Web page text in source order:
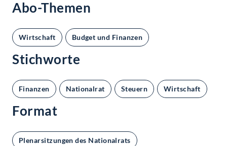
Abo-Themen
Wirtschaft Budget und Finanzen
Stichworte
Finanzen Nationalrat Steuern Wirtschaft
Format
Plenarsitzungen des Nationalrats